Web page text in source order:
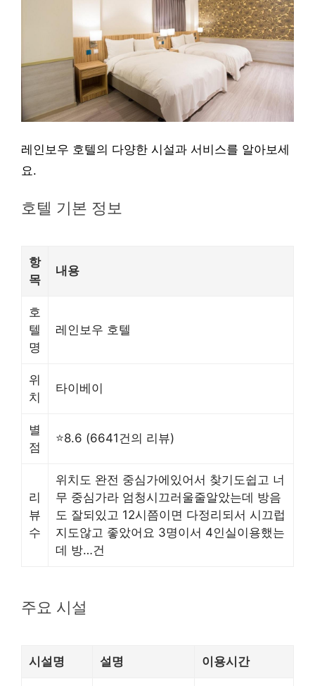
레인보우 호텔의 다양한 시설과 서비스를 알아보세
요.
호텔 기본 정보
항
목
내용
호
텔
명
레인보우 호텔
위
치
타이베이
별
점
⭐8.6 (6641건의 리뷰)
리
뷰
수
위치도 완전 중심가에있어서 찾기도쉽고 너
무 중심가라 엄청시끄러울줄알았는데 방음
도 잘되있고 12시쯤이면 다정리되서 시끄럽
지도않고 좋았어요 3명이서 4인실이용했는
데 방…건
주요 시설
시설명 설명 이용시간